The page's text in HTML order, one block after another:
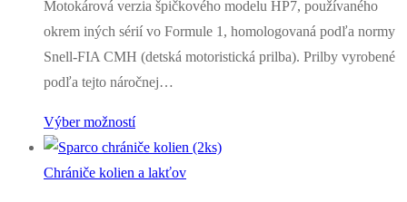
€585,00
až
€835,00
Motokárová verzia špičkového modelu HP7, používaného
okrem iných sérií vo Formule 1, homologovaná podľa normy
Snell-FIA CMH (detská motoristická prilba). Prilby vyrobené
podľa tejto náročnej…
Výber možností
Chrániče kolien a lakťov